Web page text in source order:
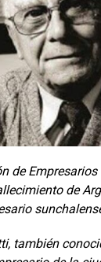
de
de
también